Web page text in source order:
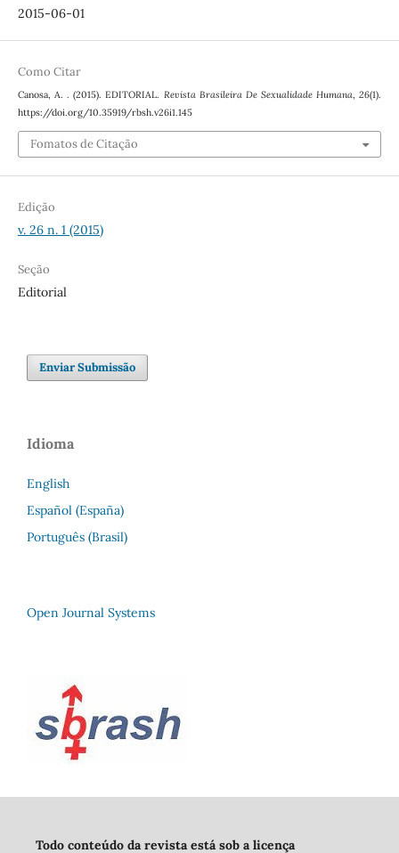
2015-06-01
Como Citar
Canosa, A. . (2015). EDITORIAL. Revista Brasileira De Sexualidade Humana,26(1).
https://doi.org/10.35919/rbsh.v26i1.145
Fomatos de Citação
Edição
v. 26 n. 1 (2015)
Seção
Editorial
Enviar Submissão
Idioma
English
Español (España)
Português (Brasil)
Open Journal Systems
Todo conteúdo da revista está sob a licença